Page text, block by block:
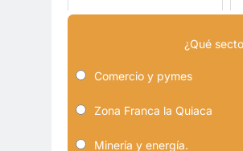
¿Qué
Comercio y pymes
Zona Franca la Quiaca
Minería y energía.